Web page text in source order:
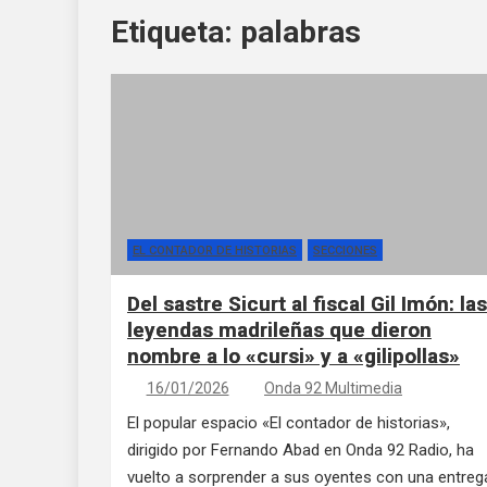
Etiqueta: palabras
EL CONTADOR DE HISTORIAS SECCIONES
Del sastre Sicurt al fiscal Gil Imón: las
leyendas madrileñas que dieron
nombre a lo «cursi» y a «gilipollas»
16/01/2026 Onda 92 Multimedia
El popular espacio «El contador de historias»,
dirigido por Fernando Abad en Onda 92 Radio, ha
vuelto a sorprender a sus oyentes con una